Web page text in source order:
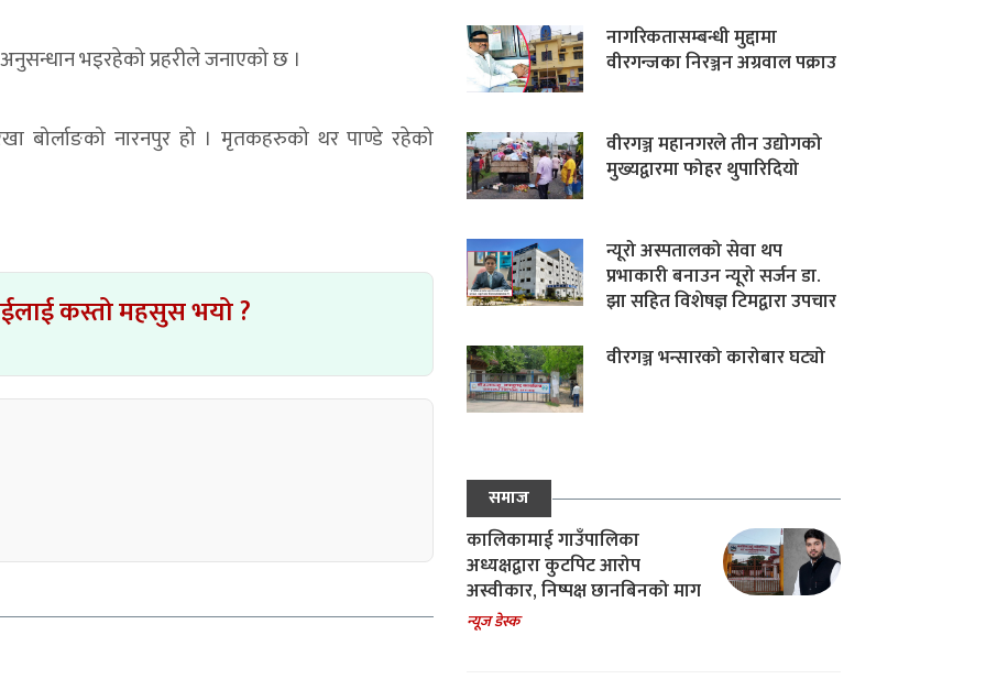
भइरहेको प्रहरीले जनाएको छ ।
बोर्लाङको नारनपुर हो । मृतकहरुको थर पाण्डे रहेको
कस्तो महसुस भयो ?
नागरिकतासम्बन्धी मुद्दामा
वीरगन्जका निरञ्जन अग्रवाल पक्राउ
वीरगञ्ज महानगरले तीन उद्योगको
मुख्यद्वारमा फोहर थुपारिदियो
न्यूरो अस्पतालको सेवा थप
प्रभाकारी बनाउन न्यूरो सर्जन डा.
झा सहित विशेषज्ञ टिमद्वारा उपचार
वीरगञ्ज भन्सारको कारोबार घट्यो
समाज
कालिकामाई गाउँपालिका
अध्यक्षद्वारा कुटपिट आरोप
अस्वीकार, निष्पक्ष छानबिनको माग
न्यूज डेस्क